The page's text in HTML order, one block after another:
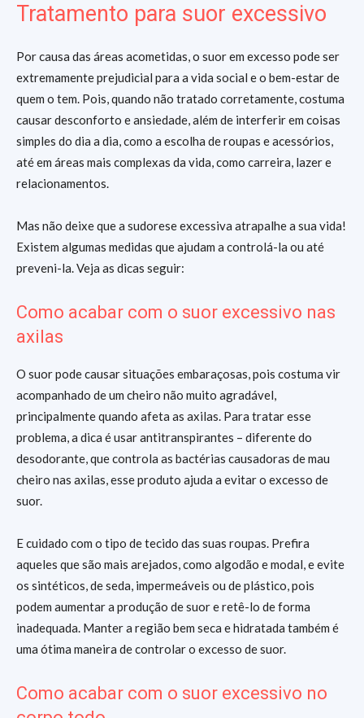
Tratamento para suor excessivo
Por causa das áreas acometidas, o suor em excesso pode ser
extremamente prejudicial para a vida social e o bem-estar de
quem o tem. Pois, quando não tratado corretamente, costuma
causar desconforto e ansiedade, além de interferir em coisas
simples do dia a dia, como a escolha de roupas e acessórios,
até em áreas mais complexas da vida, como carreira, lazer e
relacionamentos.
Mas não deixe que a sudorese excessiva atrapalhe a sua vida!
Existem algumas medidas que ajudam a controlá-la ou até
preveni-la. Veja as dicas seguir:
Como acabar com o suor excessivo nas
axilas
O suor pode causar situações embaraçosas, pois costuma vir
acompanhado de um cheiro não muito agradável,
principalmente quando afeta as axilas. Para tratar esse
problema, a dica é usar antitranspirantes – diferente do
desodorante, que controla as bactérias causadoras de mau
cheiro nas axilas, esse produto ajuda a evitar o excesso de
suor.
E cuidado com o tipo de tecido das suas roupas. Prefira
aqueles que são mais arejados, como algodão e modal, e evite
os sintéticos, de seda, impermeáveis ou de plástico, pois
podem aumentar a produção de suor e retê-lo de forma
inadequada. Manter a região bem seca e hidratada também é
uma ótima maneira de controlar o excesso de suor.
Como acabar com o suor excessivo no